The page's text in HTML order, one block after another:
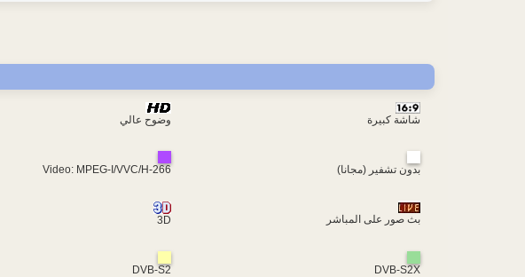
وضوح عالي شاشة كبيرة
Video: MPEG-I/VVC/H-266 بدون تشفير (مجانا)
3D بث صور على المباشر
DVB-S2 DVB-S2X